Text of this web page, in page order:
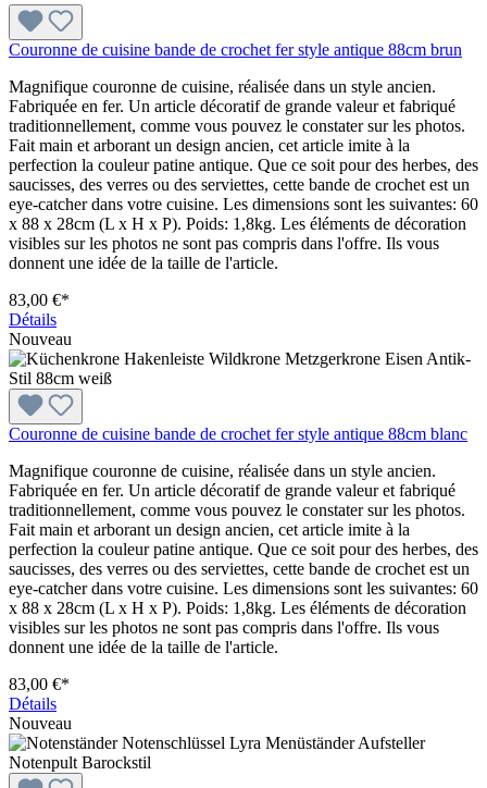
Couronne de cuisine bande de crochet fer style antique 88cm brun
Magnifique couronne de cuisine, réalisée dans un style ancien.
Fabriquée en fer. Un article décoratif de grande valeur et fabriqué
traditionnellement, comme vous pouvez le constater sur les photos.
Fait main et arborant un design ancien, cet article imite à la
perfection la couleur patine antique. Que ce soit pour des herbes, des
saucisses, des verres ou des serviettes, cette bande de crochet est un
eye-catcher dans votre cuisine. Les dimensions sont les suivantes: 60
x 88 x 28cm (L x H x P). Poids: 1,8kg. Les éléments de décoration
visibles sur les photos ne sont pas compris dans l'offre. Ils vous
donnent une idée de la taille de l'article.
83,00 €*
Détails
Nouveau
Couronne de cuisine bande de crochet fer style antique 88cm blanc
Magnifique couronne de cuisine, réalisée dans un style ancien.
Fabriquée en fer. Un article décoratif de grande valeur et fabriqué
traditionnellement, comme vous pouvez le constater sur les photos.
Fait main et arborant un design ancien, cet article imite à la
perfection la couleur patine antique. Que ce soit pour des herbes, des
saucisses, des verres ou des serviettes, cette bande de crochet est un
eye-catcher dans votre cuisine. Les dimensions sont les suivantes: 60
x 88 x 28cm (L x H x P). Poids: 1,8kg. Les éléments de décoration
visibles sur les photos ne sont pas compris dans l'offre. Ils vous
donnent une idée de la taille de l'article.
83,00 €*
Détails
Nouveau